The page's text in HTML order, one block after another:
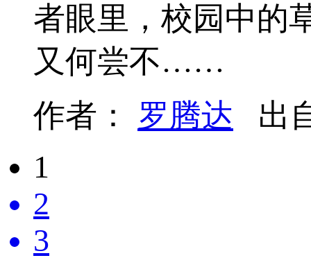
者眼里，校园中的
又何尝不……
作者： 罗腾达 出
1
2
3